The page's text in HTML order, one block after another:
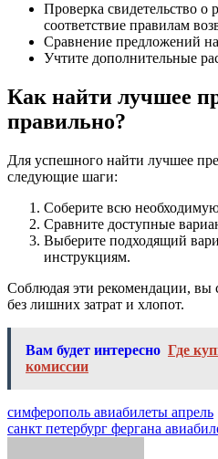
Проверка свидетельство о
соответствие правилам
Сравнение предложений
Учтите дополнительные
Как найти лучшее
правильно?
Для успешного найти лучшее
следующие шаги:
Соберите всю
Сравните доступные
Выберите подходящий
инструкциям.
Соблюдая эти рекомендации, вы
без лишних затрат и хлопот.
Вам будет интересно Где
комиссии
Навигация
по
симферополь авиабилеты апрель
санкт петербург фергана